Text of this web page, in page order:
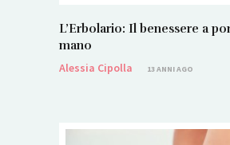
L’Erbolario: Il benessere a
mano
Alessia Cipolla
13 ANNI AGO